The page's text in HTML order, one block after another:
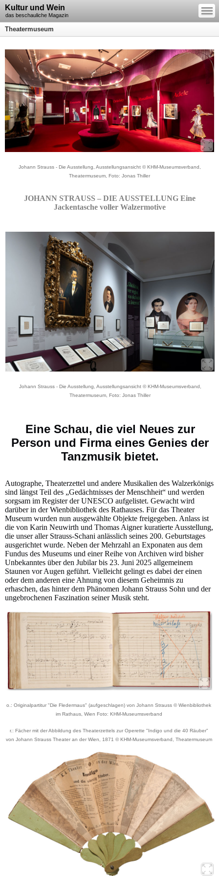
Kultur und Wein
das beschauliche Magazin
—
—
—
Theatermuseum
Johann Strauss - Die Ausstellung, Ausstellungsansicht © KHM-Museumsverband,
Theatermuseum, Foto: Jonas Thiller
JOHANN STRAUSS – DIE AUSSTELLUNG Eine
Jackentasche voller Walzermotive
Johann Strauss - Die Ausstellung, Ausstellungsansicht © KHM-Museumsverband,
Theatermuseum, Foto: Jonas Thiller
Eine Schau, die viel Neues zur
Person und Firma eines Genies der
Tanzmusik bietet.
Autographe, Theaterzettel und andere Musikalien des Walzerkönigs
sind längst Teil des „Gedächtnisses der Menschheit“ und werden
sorgsam im Register der UNESCO aufgelistet. Gewacht wird
darüber in der Wienbibliothek des Rathauses. Für das Theater
Museum wurden nun ausgewählte Objekte freigegeben. Anlass ist
die von Karin Neuwirth und Thomas Aigner kuratierte Ausstellung,
die unser aller Strauss-Schani anlässlich seines 200. Geburtstages
ausgerichtet wurde. Neben der Mehrzahl an Exponaten aus dem
Fundus des Museums und einer Reihe von Archiven wird bisher
Unbekanntes über den Jubilar bis 23. Juni 2025 allgemeinem
Staunen vor Augen geführt. Vielleicht gelingt es dabei der einen
oder dem anderen eine Ahnung von diesem Geheimnis zu
erhaschen, das hinter dem Phänomen Johann Strauss Sohn und der
ungebrochenen Faszination seiner Musik steht.
o.: Originalpartitur "Die Fledermaus" (aufgeschlagen) von Johann Strauss © Wienbibliothek
im Rathaus, Wien Foto: KHM-Museumsverband
r.: Fächer mit der Abbildung des Theaterzettels zur Operette "Indigo und die 40 Räuber"
von Johann Strauss Theater an der Wien, 1871 © KHM-Museumsverband, Theatermuseum